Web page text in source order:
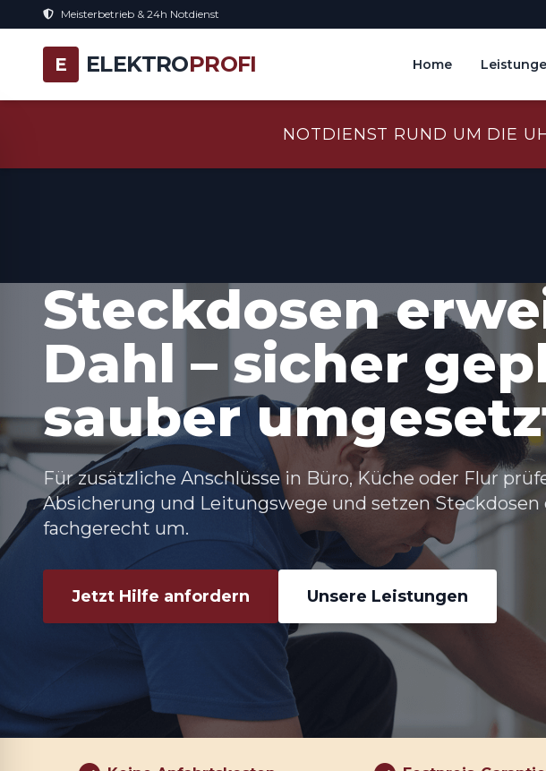
Meisterbetrieb & 24h Notdienst
E ELEKTROPROFI Home
NOTDIENST RUND UM DIE
Steckdosen
Dahl – sicher
sauber
Für zusätzliche Anschlüsse in Büro, Küche oder Flur
Absicherung und Leitungswege und setzen
fachgerecht um.
Jetzt Hilfe anfordern Unsere Leistungen